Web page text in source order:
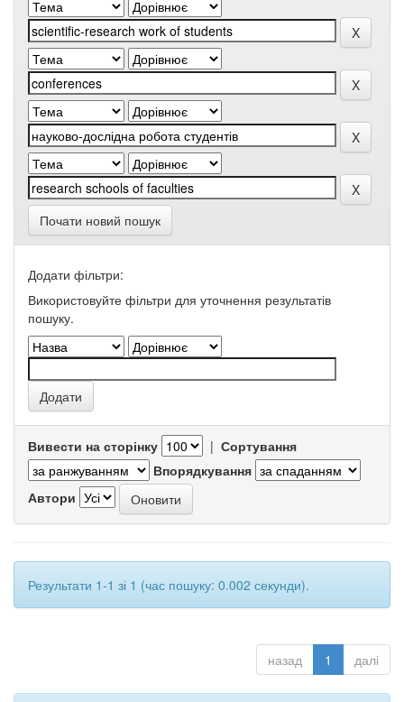
Почати новий пошук
Додати фільтри:
Використовуйте фільтри для уточнення результатів
пошуку.
Вивести на сторінку | Сортування
Впорядкування
Автори
Результати 1-1 зі 1 (час пошуку: 0.002 секунди).
назад 1 далі